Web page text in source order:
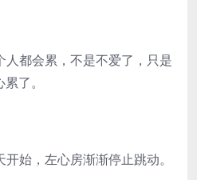
都会累，不是不爱了，只是
累了。
，左心房渐渐停止跳动。